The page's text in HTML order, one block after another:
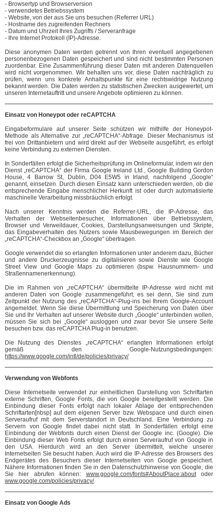
- Browsertyp und Browserversion
- verwendetes Betriebssystem
- Website, von der aus Sie uns besuchen (Referrer URL)
- Hostname des zugreifenden Rechners
- Datum und Uhrzeit Ihres Zugriffs / Serveranfrage
- Ihre Internet Protokoll (IP)-Adresse.
Diese anonymen Daten werden getrennt von Ihren eventuell angegebenen
personenbezogenen Daten gespeichert und sind nicht bestimmten Personen
zuordenbar. Eine Zusammenführung dieser Daten mit anderen Datenquellen
wird nicht vorgenommen. Wir behalten uns vor, diese Daten nachträglich zu
prüfen, wenn uns konkrete Anhaltspunkte für eine rechtswidrige Nutzung
bekannt werden. Die Daten werden zu statistischen Zwecken ausgewertet, um
unseren Internetauftritt und unsere Angebote optimieren zu können.
Einsatz von Honeypot oder reCAPTCHA
Eingabeformulare auf unserer Seite schützen wir mithilfe der Honeypot-
Methode als Alternative zur „reCAPTCHA“-Abfrage. Dieser Mechanismus ist
frei von Drittanbietern und wird direkt auf der Webseite ausgeführt, es erfolgt
keine Verbindung zu externen Diensten.
In Sonderfällen erfolgt die Sicherheitsprüfung im Onlineformular, indem wir den
Dienst „reCAPTCHA“ der Firma Google Ireland Ltd., Google Building Gordon
House, 4 Barrow St, Dublin, D04 E5W5 in Irland, nachfolgend „Google“
genannt, einsetzen. Durch diesen Einsatz kann unterschieden werden, ob die
entsprechende Eingabe menschlicher Herkunft ist oder durch automatisierte
maschinelle Verarbeitung missbräuchlich erfolgt.
Nach unserer Kenntnis werden die Referrer-URL, die IP-Adresse, das
Verhalten der Webseitenbesucher, Informationen über Betriebssystem,
Browser und Verweildauer, Cookies, Darstellungsanweisungen und Skripte,
das Eingabeverhalten des Nutzers sowie Mausbewegungen im Bereich der
„reCAPTCHA“-Checkbox an „Google“ übertragen.
Google verwendet die so erlangten Informationen unter anderem dazu, Bücher
und andere Druckerzeugnisse zu digitalisieren sowie Dienste wie Google
Street View und Google Maps zu optimieren (bspw. Hausnummern- und
Straßennamenerkennung).
Die im Rahmen von „reCAPTCHA“ übermittelte IP-Adresse wird nicht mit
anderen Daten von Google zusammengeführt, es sei denn, Sie sind zum
Zeitpunkt der Nutzung des „reCAPTCHA“-Plug-ins bei Ihrem Google-Account
angemeldet. Wenn Sie diese Übermittlung und Speicherung von Daten über
Sie und Ihr Verhalten auf unserer Website durch „Google“ unterbinden wollen,
müssen Sie sich bei „Google“ ausloggen und zwar bevor Sie unsere Seite
besuchen bzw. das reCAPTCHA Plug-in benutzen.
Die Nutzung des Dienstes „reCAPTCHA“ erlangten Informationen erfolgt
gemäß den Google-Nutzungsbedingungen:
https://www.google.com/intl/de/policies/privacy/
Verwendung von Webfonts
Diese Internetseite verwendet zur einheitlichen Darstellung von Schriftarten
externe Schriften, Google Fonts, die von Google bereitgestellt werden. Die
Einbindung dieser Fonts erfolgt nach lokaler Ablage der entsprechenden
Schriftarten[nbsp] auf dem eigenen Server bzw. Webspace und durch einen
Serveraufruf mit dem Serverstandort in Deutschland. Eine Verbindung zu
Servern von Google findet dabei nicht statt. In Sonderfällen erfolgt eine
Einbindung der Webfonts durch einen Dienst der Google inc. (Google). Die
Einbindung dieser Web Fonts erfolgt durch einen Serveraufruf von Google in
den USA. Hierdurch wird an den Server übermittelt, welche unserer
Internetseiten Sie besucht haben. Auch wird die IP-Adresse des Browsers des
Endgerätes des Besuchers dieser Internetseiten von Google gespeichert.
Nähere Informationen finden Sie in den Datenschutzhinweise von Google, die
Sie hier abrufen können: www.google.com/fonts#AboutPlace:aboutoder
www.google.com/policies/privacy/.
Einsatz von Google Ads